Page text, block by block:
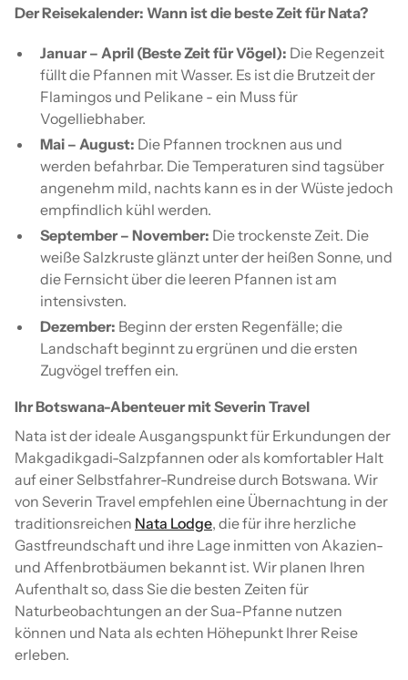
Der Reisekalender: Wann ist die beste Zeit für Nata?
Januar – April (Beste Zeit für Vögel): Die Regenzeit
füllt die Pfannen mit Wasser. Es ist die Brutzeit der
Flamingos und Pelikane - ein Muss für
Vogelliebhaber.
Mai – August: Die Pfannen trocknen aus und
werden befahrbar. Die Temperaturen sind tagsüber
angenehm mild, nachts kann es in der Wüste jedoch
empfindlich kühl werden.
September – November: Die trockenste Zeit. Die
weiße Salzkruste glänzt unter der heißen Sonne, und
die Fernsicht über die leeren Pfannen ist am
intensivsten.
Dezember: Beginn der ersten Regenfälle; die
Landschaft beginnt zu ergrünen und die ersten
Zugvögel treffen ein.
Ihr Botswana-Abenteuer mit Severin Travel
Nata ist der ideale Ausgangspunkt für Erkundungen der
Makgadikgadi-Salzpfannen oder als komfortabler Halt
auf einer Selbstfahrer-Rundreise durch Botswana. Wir
von Severin Travel empfehlen eine Übernachtung in der
traditionsreichen Nata Lodge, die für ihre herzliche
Gastfreundschaft und ihre Lage inmitten von Akazien-
und Affenbrotbäumen bekannt ist. Wir planen Ihren
Aufenthalt so, dass Sie die besten Zeiten für
Naturbeobachtungen an der Sua-Pfanne nutzen
können und Nata als echten Höhepunkt Ihrer Reise
erleben.